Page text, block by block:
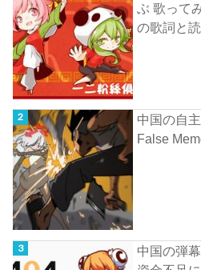
ぶ 歌って
の歌詞と
中国の自
False
中国の弾